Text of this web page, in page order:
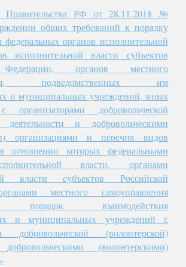
Правительства РФ от 28.11.2018 №
общих требований к порядку
федеральных органов исполнительной
исполнительной власти субъектов
Федерации, органов местного
подведомственных им
и муниципальных учреждений, иных
организаторами добровольческой
деятельности и добровольческими
организациями и перечня видов
в отношении которых федеральными
власти, органами
власти субъектов Российской
местного самоуправления
порядок взаимодействия
и муниципальных учреждений с
добровольческой (волонтерской)
добровольческими (волонтерскими)